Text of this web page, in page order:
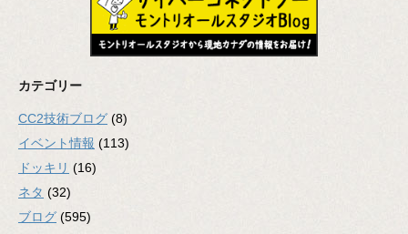
カテゴリー
CC2技術ブログ (8)
イベント情報 (113)
ドッキリ (16)
ネタ (32)
ブログ (595)